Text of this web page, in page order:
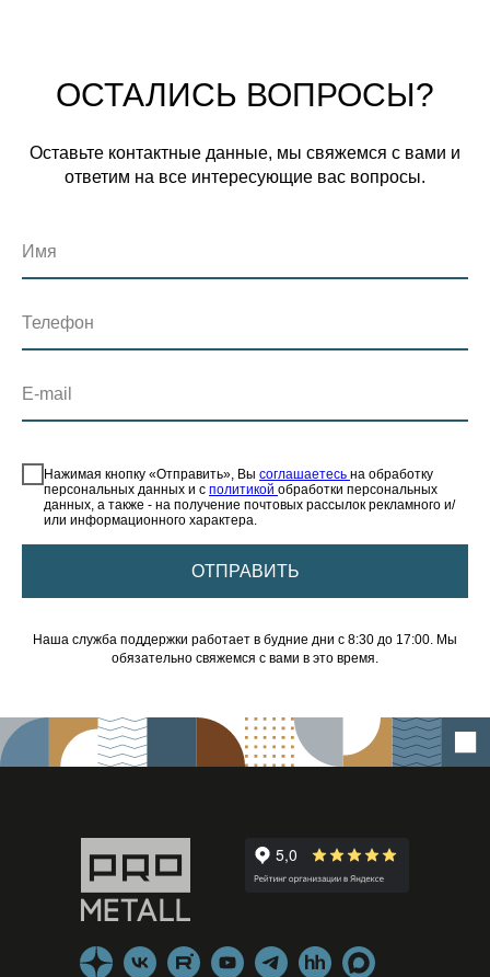
ОСТАЛИСЬ ВОПРОСЫ?
Оставьте контактные данные, мы свяжемся с вами и
ответим на все интересующие вас вопросы.
Имя
Телефон
E-mail
Нажимая кнопку «Отправить», Вы соглашаетесь на обработку
персональных данных и с политикой обработки персональных
данных, а также - на получение почтовых рассылок рекламного и/
или информационного характера.
ОТПРАВИТЬ
Наша служба поддержки работает в будние дни с 8:30 до 17:00. Мы
обязательно свяжемся с вами в это время.